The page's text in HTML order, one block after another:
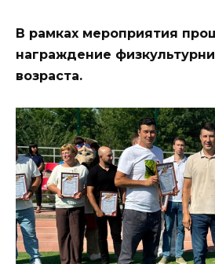
В рамках мероприятия
награждение
возраста.